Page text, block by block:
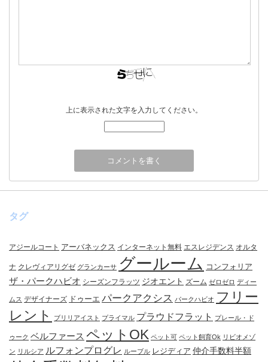
上に表示された文字を入力してください。
タグ
アジールコート アーバネックス インターネット無料 エスレジデンス オルタ
ナ クレヴィアリグゼ グランカーサ グールーム コンフォリア
ザ・パークハビオ シーズンフラッツ ジオエント ズーム ゼロゼロ ディー
ムス デザイナーズ ドゥーエ パークアクシス パークハビオ フリー
レント
ブリリアイスト プライマル プラウドフラット プレール・ド
ゥーク ベルファース ペットOK ペット可 ペット飼育Ok リビオメゾ
ン リルシア ルフォンプログレ ルーブル レジディア 仲介手数料半額